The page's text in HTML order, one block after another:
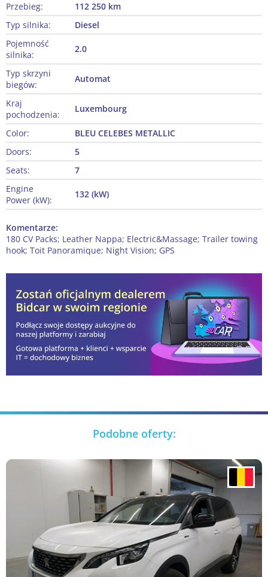
Przebieg:
112 250 km
Typ silnika:
Diesel
Pojemność
silnika:
2.0
Typ skrzyni
biegów:
Automat
Kraj
pochodzenia:
Luxembourg
Color:
BLEU CELEBES METALLIC
Doors:
5
Seats:
7
Engine
Power (kW):
132 (kW)
Komentarze:
180 CV Packs; Leather Nappa; Electric&Massage; Trailer towing
hook; Toit Panoramique; Night Vision; GPS
Podobne oferty: